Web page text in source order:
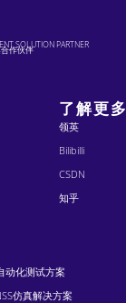
作伙伴
SOLUTION PARTNER
了解更多
领英
Bilibilli
CSDN
知乎
动化测试方案
仿真解决方案